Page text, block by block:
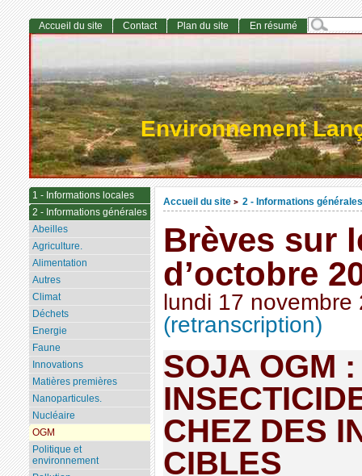
Environnement
Accueil du site > 2 - Informations générales
Brèves sur
d’octobre
lundi 17 novembre
(retranscription)
SOJA OGM
CHEZ DES
CIBLES
Accueil du site Contact Plan du site En résumé
1 - Informations locales
2 - Informations générales
Abeilles
Agriculture.
Alimentation
Autres
Climat
Déchets
Energie
Faune
Innovations
Matières premières
Nanoparticules.
Nucléaire
OGM
Politique et
environnement